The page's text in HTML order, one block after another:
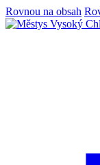
Rovnou na obsah